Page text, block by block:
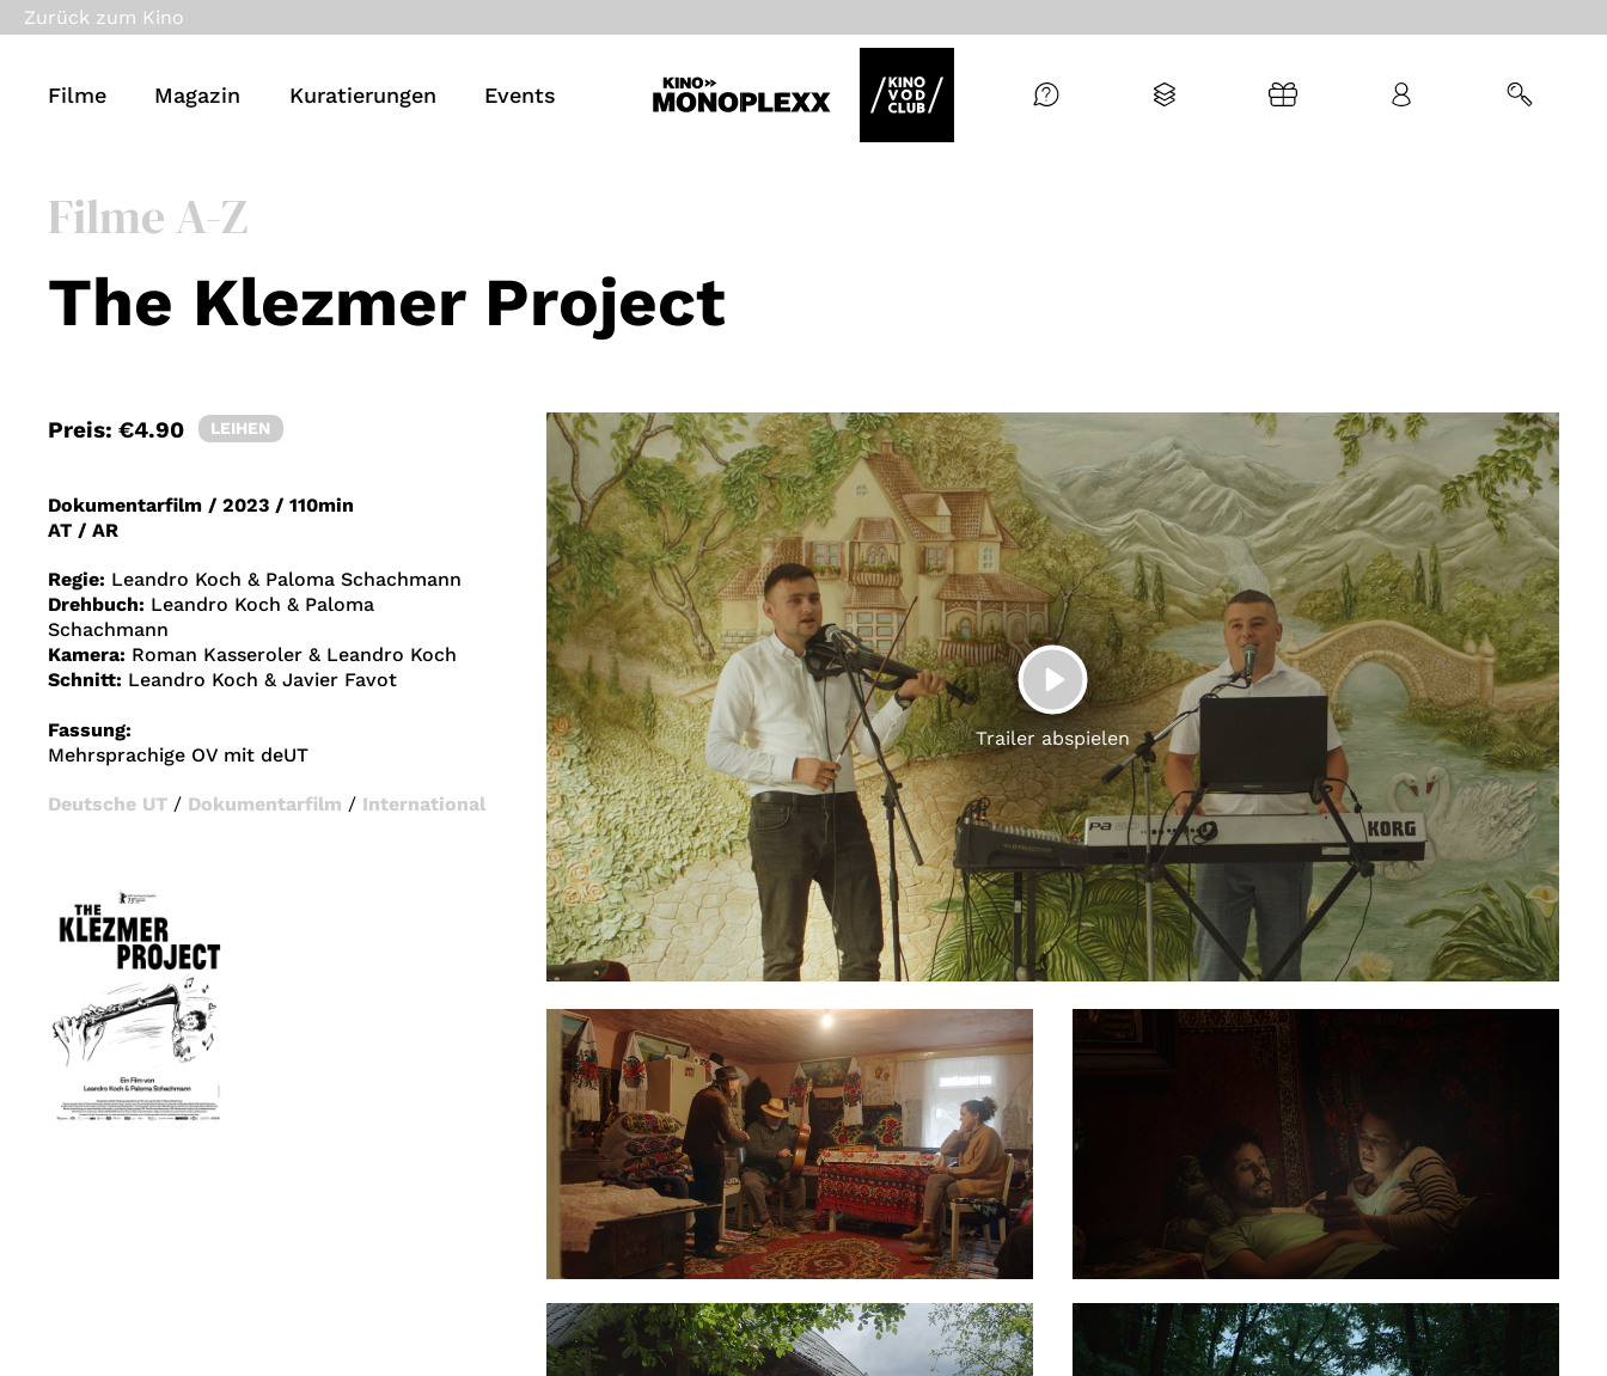
Kuratierungen
Events
So geht’s
Filmpakete
Gutscheine
& Filmpässe
Account
Suche
Zurück zum Kino
Filme Magazin Kuratierungen Events
Filme A-Z
The Klezmer Project
Preis: €4.90 LEIHEN
PLAY
Trailer abspielen
Dokumentarfilm / 2023 / 110min
AT / AR
Regie: Leandro Koch & Paloma Schachmann
Drehbuch: Leandro Koch & Paloma
Schachmann
Kamera: Roman Kasseroler & Leandro Koch
Schnitt: Leandro Koch & Javier Favot
Fassung:
Mehrsprachige OV mit deUT
Deutsche UT / Dokumentarfilm / International